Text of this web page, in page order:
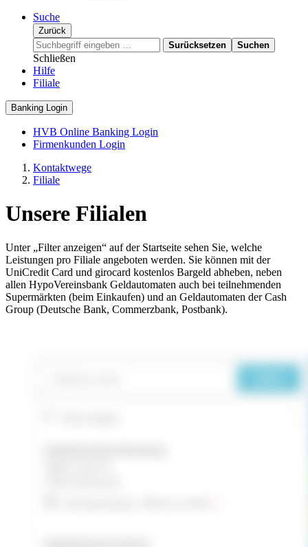
Suche
Zurück
Surücksetzen
Suchen
Schließen
Hilfe
Filiale
Banking Login
HVB Online Banking Login
Firmenkunden Login
Kontaktwege
Filiale
Unsere Filialen
Unter „Filter anzeigen“ auf der Startseite sehen Sie, welche
Leistungen pro Filiale angeboten werden. Sie können mit der
UniCredit Card und girocard kostenlos Bargeld abheben, neben
allen HypoVereinsbank Geldautomaten auch bei teilnehmenden
Supermärkten (beim Einkaufen) und an Geldautomaten der Cash
Group (Deutsche Bank, Commerzbank, Postbank).